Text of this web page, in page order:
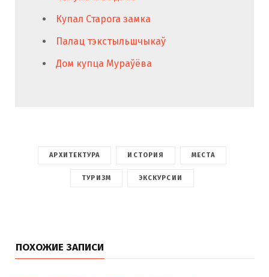
Купал Старога замка
Палац тэкстыльшчыкаў
Дом купца Мураўёва
АРХИТЕКТУРА ИСТОРИЯ МЕСТА
ТУРИЗМ ЭКСКУРСИИ
ПОХОЖИЕ ЗАПИСИ